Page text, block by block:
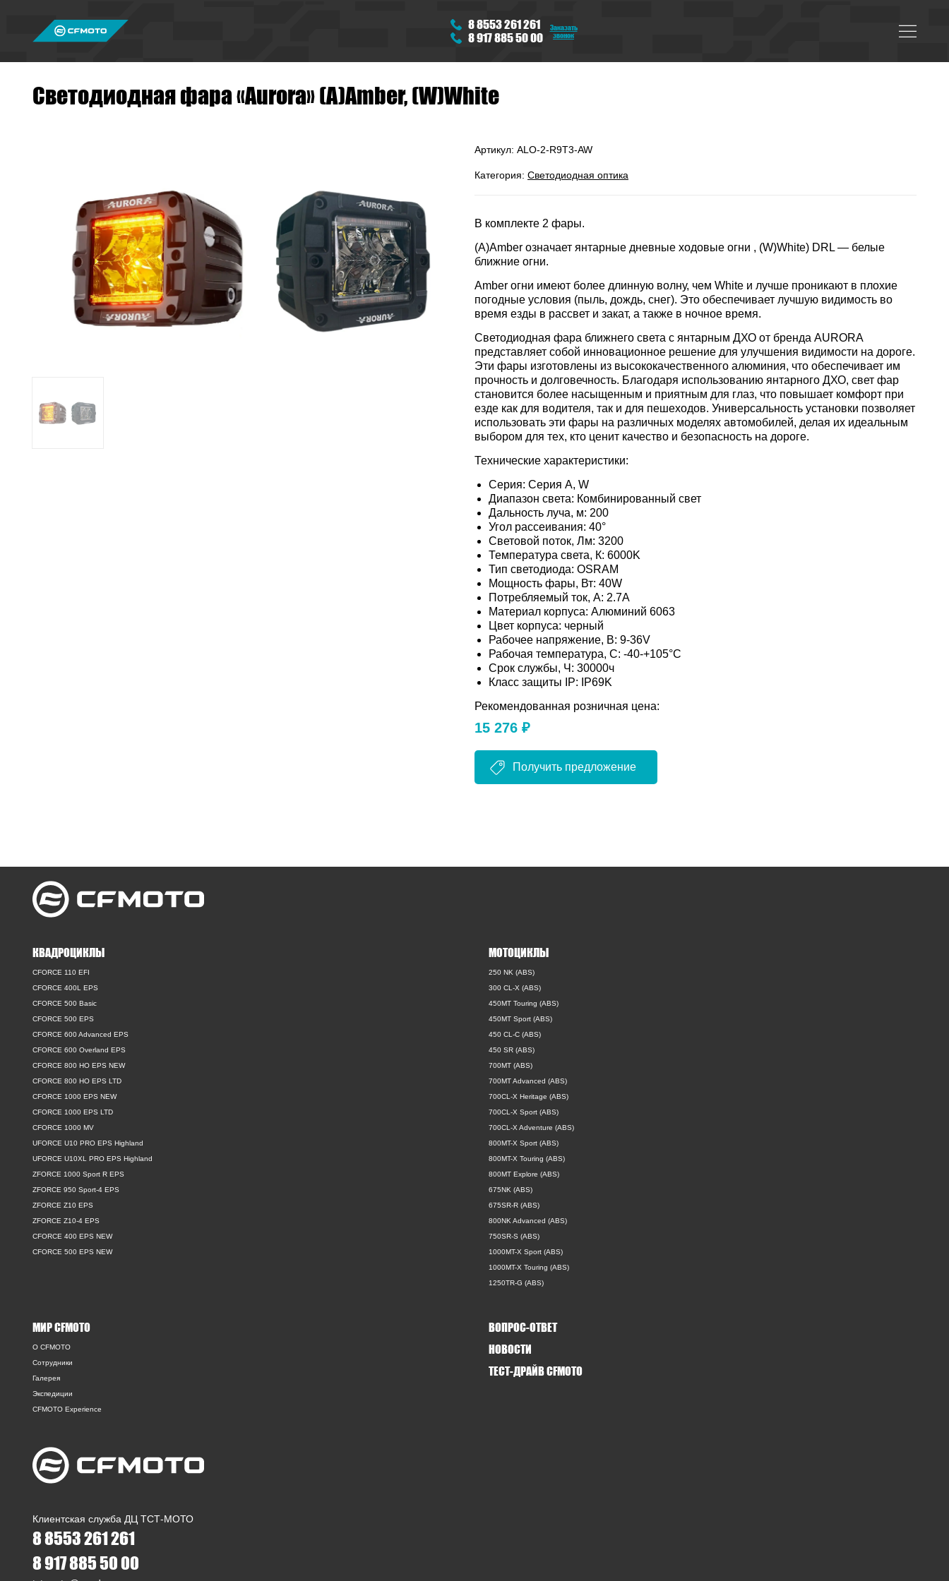
8 8553 261 261
8 917 885 50 00
Заказать
звонок
Светодиодная фара «Aurora» (A)Amber, (W)White
Артикул: ALO-2-R9T3-AW
Категория: Светодиодная оптика
В комплекте 2 фары.
(A)Amber означает янтарные дневные ходовые огни , (W)White) DRL — белые
ближние огни.
Amber огни имеют более длинную волну, чем White и лучше проникают в плохие
погодные условия (пыль, дождь, снег). Это обеспечивает лучшую видимость во
время езды в рассвет и закат, а также в ночное время.
Светодиодная фара ближнего света с янтарным ДХО от бренда AURORA
представляет собой инновационное решение для улучшения видимости на дороге.
Эти фары изготовлены из высококачественного алюминия, что обеспечивает им
прочность и долговечность. Благодаря использованию янтарного ДХО, свет фар
становится более насыщенным и приятным для глаз, что повышает комфорт при
езде как для водителя, так и для пешеходов. Универсальность установки позволяет
использовать эти фары на различных моделях автомобилей, делая их идеальным
выбором для тех, кто ценит качество и безопасность на дороге.
Технические характеристики:
Серия: Серия A, W
Диапазон света: Комбинированный свет
Дальность луча, м: 200
Угол рассеивания: 40°
Световой поток, Лм: 3200
Температура света, К: 6000K
Тип светодиода: OSRAM
Мощность фары, Вт: 40W
Потребляемый ток, A: 2.7A
Материал корпуса: Алюминий 6063
Цвет корпуса: черный
Рабочее напряжение, В: 9-36V
Рабочая температура, C: -40-+105°C
Срок службы, Ч: 30000ч
Класс защиты IP: IP69K
Рекомендованная розничная цена:
15 276 ₽
Получить предложение
Клиентская служба ДЦ ТСТ-МОТО
8 8553 261 261
8 917 885 50 00
КВАДРОЦИКЛЫ
CFORCE 110 EFI
CFORCE 400L EPS
CFORCE 500 Basic
CFORCE 500 EPS
CFORCE 600 Advanced EPS
CFORCE 600 Overland EPS
CFORCE 800 HO EPS NEW
CFORCE 800 HO EPS LTD
CFORCE 1000 EPS NEW
CFORCE 1000 EPS LTD
CFORCE 1000 MV
UFORCE U10 PRO EPS Highland
UFORCE U10XL PRO EPS Highland
ZFORCE 1000 Sport R EPS
ZFORCE 950 Sport-4 EPS
ZFORCE Z10 EPS
ZFORCE Z10-4 EPS
CFORCE 400 EPS NEW
CFORCE 500 EPS NEW
МОТОЦИКЛЫ
250 NK (ABS)
300 CL-X (ABS)
450MT Touring (ABS)
450MT Sport (ABS)
450 CL-C (ABS)
450 SR (ABS)
700MT (ABS)
700MT Advanced (ABS)
700CL-X Heritage (ABS)
700CL-X Sport (ABS)
700CL-X Adventure (ABS)
800MT-X Sport (ABS)
800MT-X Touring (ABS)
800MT Explore (ABS)
675NK (ABS)
675SR-R (ABS)
800NK Advanced (ABS)
750SR-S (ABS)
1000MT-X Sport (ABS)
1000MT-X Touring (ABS)
1250TR-G (ABS)
МИР CFMOTO
O CFMOTO
Сотрудники
Галерея
Экспедиции
CFMOTO Experience
ВОПРОС-ОТВЕТ
НОВОСТИ
ТЕСТ-ДРАЙВ CFMOTO